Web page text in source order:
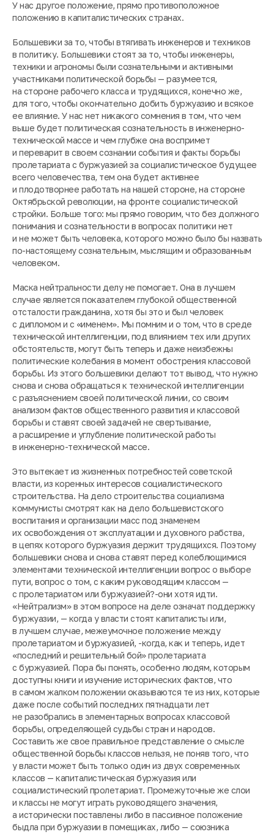
У нас другое положение, прямо противоположное
положению в капиталистических странах.
Большевики за то, чтобы втягивать инженеров и техников
в политику. Большевики стоят за то, чтобы инженеры,
техники и агрономы были сознательными и активными
участниками политической борьбы — разумеется,
на стороне рабочего класса и трудящихся, конечно же,
для того, чтобы окончательно добить буржуазию и всякое
ее влияние. У нас нет никакого сомнения в том, что чем
выше будет политическая сознательность в инженерно-
технической массе и чем глубже она воспримет
и переварит в своем сознании события и факты борьбы
пролетариата с буржуазией за социалистическое будущее
всего человечества, тем она будет активнее
и плодотворнее работать на нашей стороне, на стороне
Октябрьской революции, на фронте социалистической
стройки. Больше того: мы прямо говорим, что без должного
понимания и сознательности в вопросах политики нет
и не может быть человека, которого можно было бы назвать
по-настоящему сознательным, мыслящим и образованным
человеком.
Маска нейтральности делу не помогает. Она в лучшем
случае является показателем глубокой общественной
отсталости гражданина, хотя бы это и был человек
с дипломом и с «именем». Мы помним и о том, что в среде
технической интеллигенции, под влиянием тех или других
обстоятельств, могут быть теперь и даже неизбежны
политические колебания в момент обострения классовой
борьбы. Из этого большевики делают тот вывод, что нужно
снова и снова обращаться к технической интеллигенции
с разъяснением своей политической линии, со своим
анализом фактов общественного развития и классовой
борьбы и ставят своей задачей не свертывание,
а расширение и углубление политической работы
в инженерно-технической массе.
Это вытекает из жизненных потребностей советской
власти, из коренных интересов социалистического
строительства. На дело строительства социализма
коммунисты смотрят как на дело большевистского
воспитания и организации масс под знаменем
их освобождения от эксплуатации и духовного рабства,
в цепях которого буржуазия держит трудящихся. Поэтому
большевики снова и снова ставят перед колеблющимися
элементами технической интеллигенции вопрос о выборе
пути, вопрос о том, с каким руководящим классом —
с пролетариатом или буржуазией?-они хотя идти.
«Нейтрализм» в этом вопросе на деле означат поддержку
буржуазии, — когда у власти стоят капиталисты или,
в лучшем случае, межеумочное положение между
пролетариатом и буржуазией, -когда, как и теперь, идет
«последний и решительный бой» пролетариата
с буржуазией. Пора бы понять, особенно людям, которым
доступны книги и изучение исторических фактов, что
в самом жалком положении оказываются те из них, которые
даже после событий последних пятнадцати лет
не разобрались в элементарных вопросах классовой
борьбы, определяющей судьбы стран и народов.
Составить же свое правильное представление о смысле
общественной борьбы классов нельзя, не поняв того, что
у власти может быть только один из двух современных
классов — капиталистическая буржуазия или
социалистический пролетариат. Промежуточные же слои
и классы не могут играть руководящего значения,
а исторически поставлены либо в пассивное положение
быдла при буржуазии в помещиках, либо — союзника